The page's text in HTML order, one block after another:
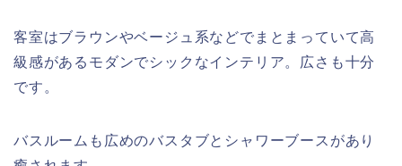
客室はブラウンやベージュ系などでまとまっていて高
級感があるモダンでシックなインテリア。広さも十分
です。
バスルームも広めのバスタブとシャワーブースがあり